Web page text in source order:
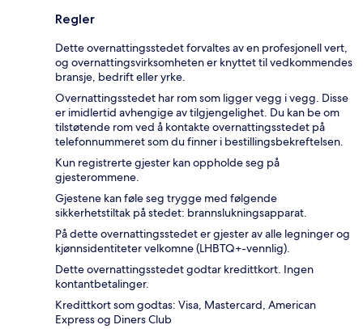
Regler
Dette overnattingsstedet forvaltes av en profesjonell vert,
og overnattingsvirksomheten er knyttet til vedkommendes
bransje, bedrift eller yrke.
Overnattingsstedet har rom som ligger vegg i vegg. Disse
er imidlertid avhengige av tilgjengelighet. Du kan be om
tilstøtende rom ved å kontakte overnattingsstedet på
telefonnummeret som du finner i bestillingsbekreftelsen.
Kun registrerte gjester kan oppholde seg på
gjesterommene.
Gjestene kan føle seg trygge med følgende
sikkerhetstiltak på stedet: brannslukningsapparat.
På dette overnattingsstedet er gjester av alle legninger og
kjønnsidentiteter velkomne (LHBTQ+-vennlig).
Dette overnattingsstedet godtar kredittkort. Ingen
kontantbetalinger.
Kredittkort som godtas: Visa, Mastercard, American
Express og Diners Club